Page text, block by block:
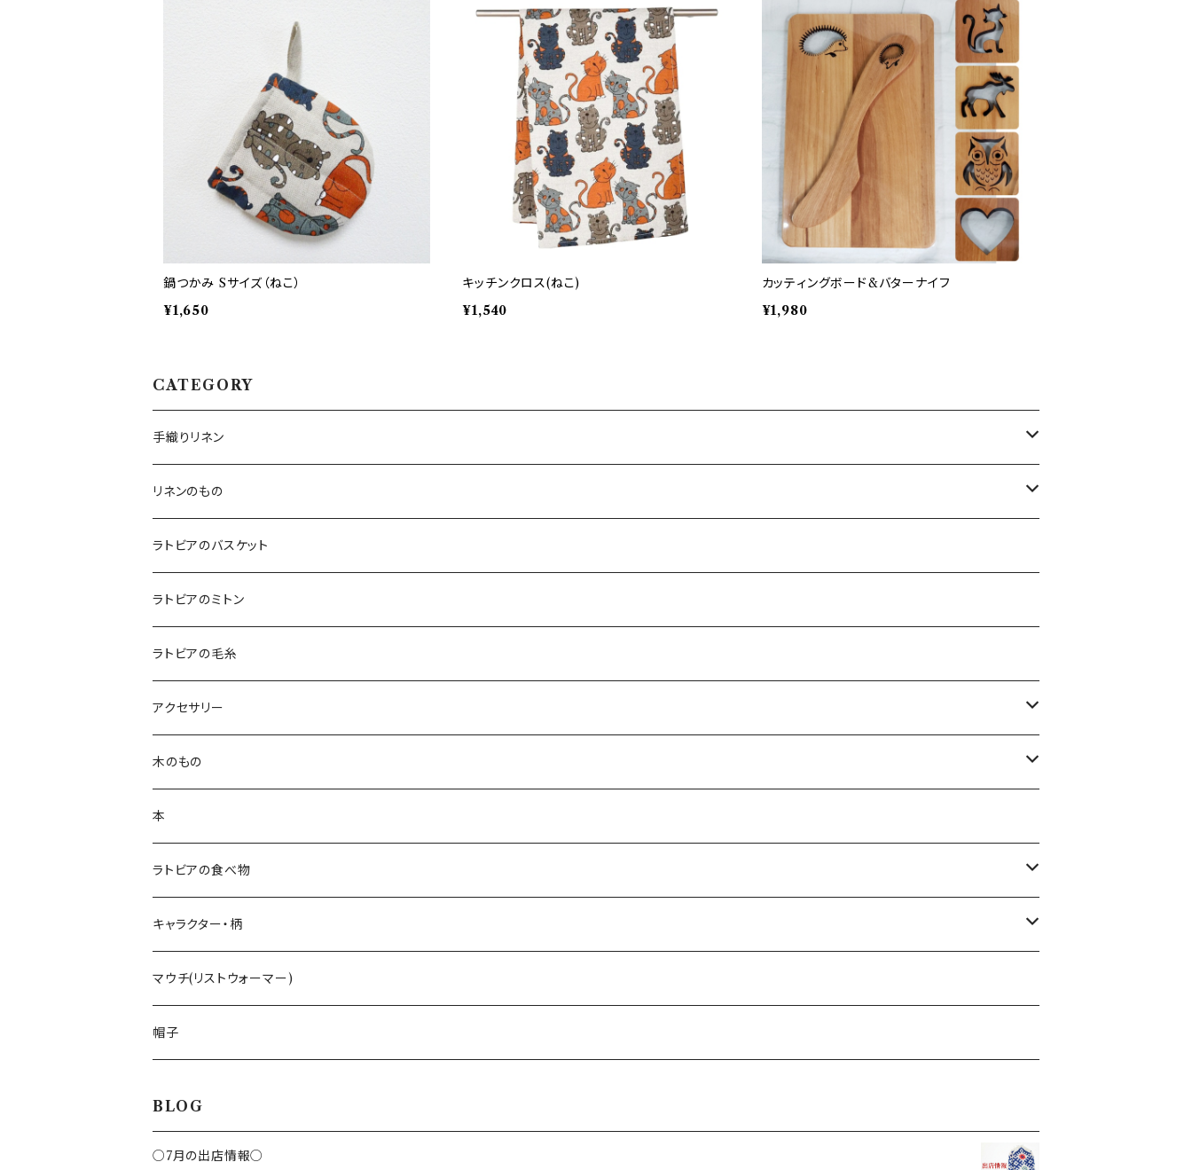
鍋つかみ Sサイズ（ねこ）
¥1,650
キッチンクロス(ねこ)
¥1,540
カッティングボード&バターナイフ
¥1,980
CATEGORY
手織りリネン
テーブルクロス
テーブルランナー
コースター
ブランケット
ランチョンマット
リネンのもの
キッチンアイテム
エプロン
鍋つかみ
バッグ
ランチバッグ
トートバッグ
クッションカバー
ハンカチ
ラトビアのバスケット
ラトビアのミトン
ラトビアの毛糸
アクセサリー
白樺ピアス
白樺ブローチ
BALTU ROTAS
ピアス
ペンダント
ラトビアのミトンピアス／イヤリング
木のもの
白樺コースター
白樺ティーマット
キッチン雑貨
くるみ割り
レモン絞り
ミトンブロッカー
本
ラトビアの食べ物
手摘みハーブティー
ライ麦パン
ジンジャークッキー
キャラクター・柄
花柄
いぬ
マウチ(リストウォーマー)
帽子
BLOG
○7月の出店情報○